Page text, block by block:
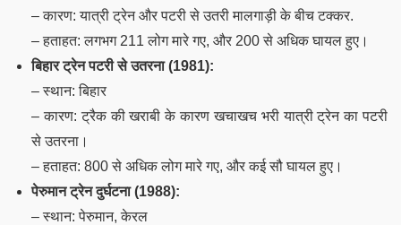
– कारण: यात्री ट्रेन और पटरी से उतरी मालगाड़ी के बीच टक्कर.
– हताहत: लगभग 211 लोग मारे गए, और 200 से अधिक घायल हुए।
बिहार ट्रेन पटरी से उतरना (1981):
– स्थान: बिहार
– कारण: ट्रैक की खराबी के कारण खचाखच भरी यात्री ट्रेन का पटरी
से उतरना।
– हताहत: 800 से अधिक लोग मारे गए, और कई सौ घायल हुए।
पेरुमान ट्रेन दुर्घटना (1988):
– स्थान: पेरुमान, केरल